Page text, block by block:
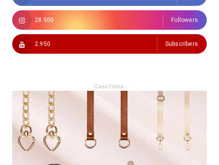
28.500 Followers
2.950 Subscribers
- Casa Trama -